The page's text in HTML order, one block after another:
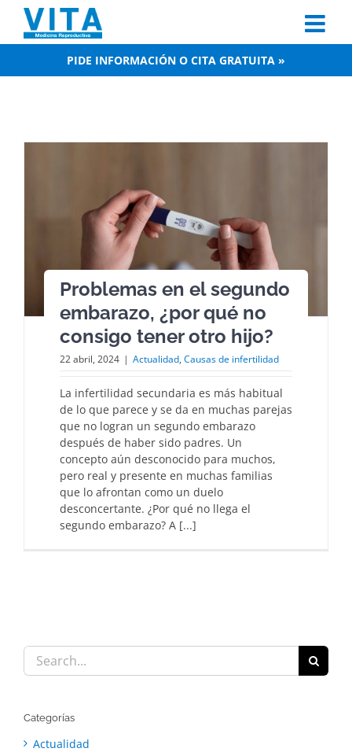
content
PIDE INFORMACIÓN O CITA GRATUITA »
Problemas en el segundo
embarazo, ¿por qué no
consigo tener otro hijo?
22 abril, 2024 | Actualidad, Causas de infertilidad
La infertilidad secundaria es más habitual
de lo que parece y se da en muchas parejas
que no logran un segundo embarazo
después de haber sido padres. Un
concepto aún desconocido para muchos,
pero real y presente en muchas familias
que lo afrontan como un duelo
desconcertante. ¿Por qué no llega el
segundo embarazo? A [...]
Search
for:
Categorías
Actualidad